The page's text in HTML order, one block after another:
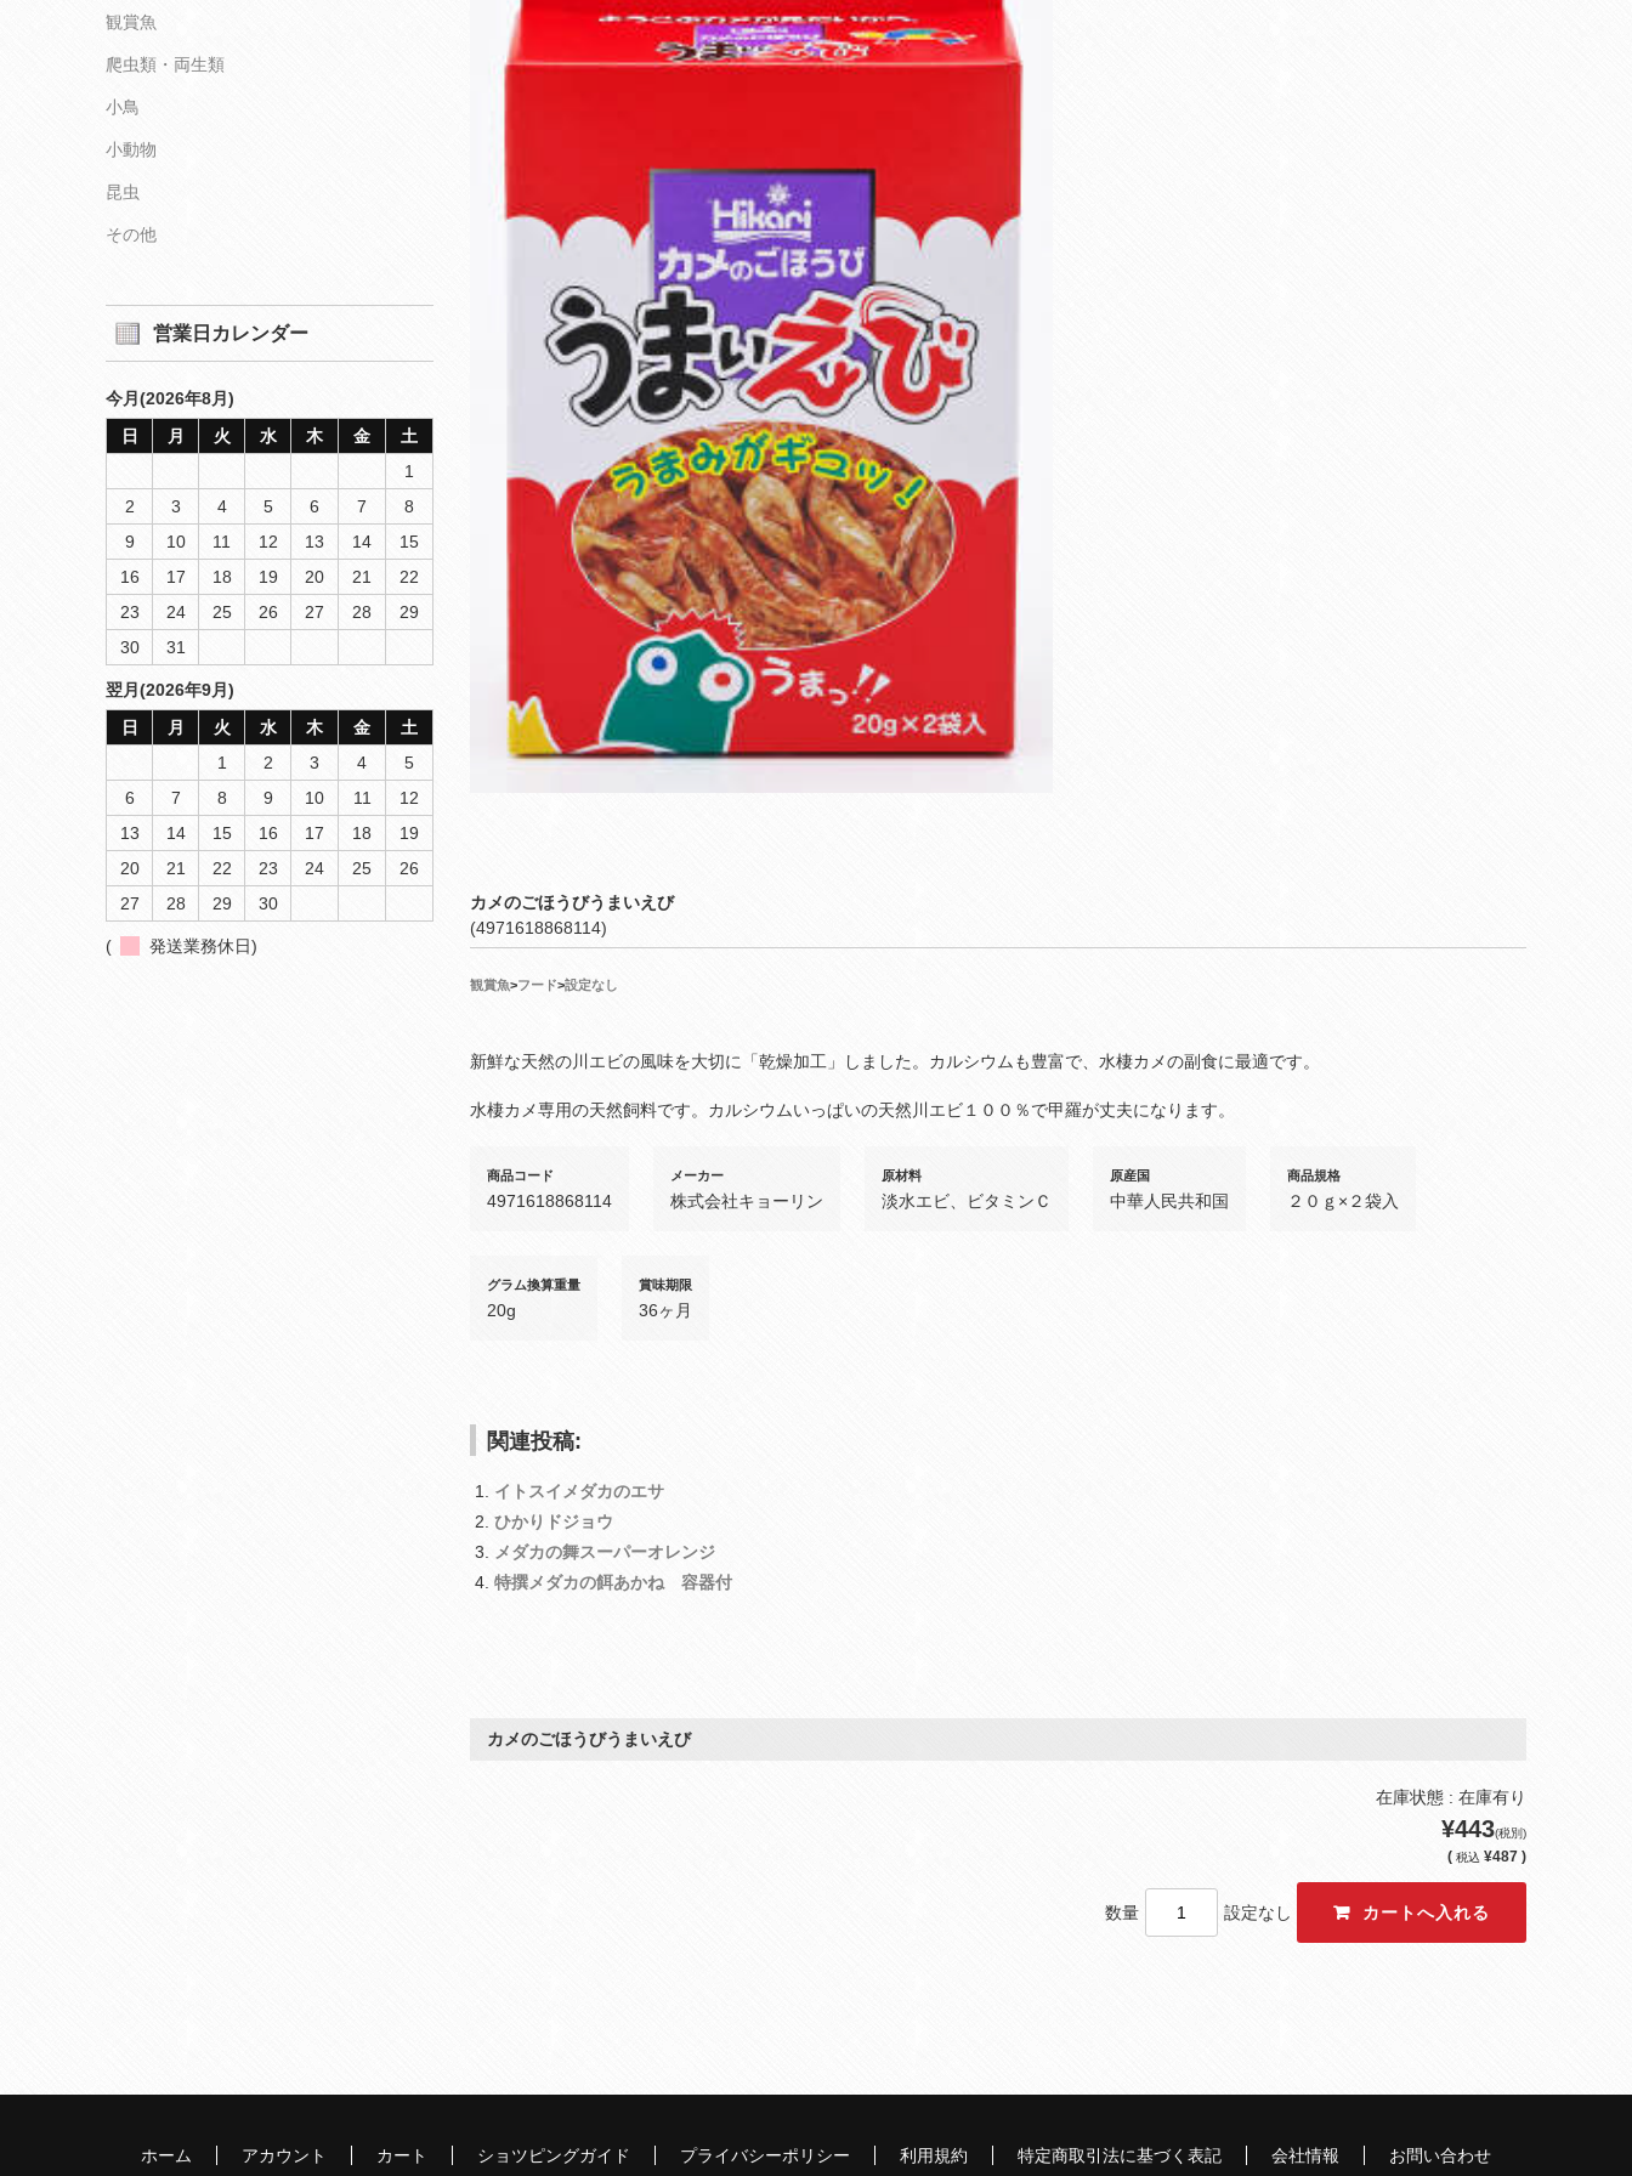
カメのごほうびうまいえび
(4971618868114)
観賞魚>フード>設定なし
新鮮な天然の川エビの風味を大切に「乾燥加工」しました。カルシウムも豊富で、水棲カメの副食に最適です。
水棲カメ専用の天然飼料です。カルシウムいっぱいの天然川エビ１００％で甲羅が丈夫になります。
商品コード
4971618868114
メーカー
株式会社キョーリン
原材料
淡水エビ、ビタミンＣ
原産国
中華人民共和国
商品規格
２０ｇ×２袋入
グラム換算重量
20g
賞味期限
36ヶ月
関連投稿:
イトスイメダカのエサ
ひかりドジョウ
メダカの舞スーパーオレンジ
特撰メダカの餌あかね 容器付
カメのごほうびうまいえび
在庫状態 : 在庫有り
¥443(税別)
( 税込 ¥487 )
数量 設定なし
観賞魚
爬虫類・両生類
小鳥
小動物
昆虫
その他
営業日カレンダー
今月(2026年8月)
日
月 火 水 木 金
土
1
2
3 4 5 6 7
8
9
10 11 12 13 14
15
16
17 18 19 20 21
22
23
24 25 26 27 28
29
30
31
翌月(2026年9月)
日
月 火 水 木 金
土
1
2 3 4
5
6
7 8 9 10 11
12
13
14 15 16 17 18
19
20
21 22 23 24 25
26
27
28 29 30
( 発送業務休日)
ホーム アカウント カート ショツピングガイド プライバシーポリシー 利用規約 特定商取引法に基づく表記 会社情報 お問い合わせ